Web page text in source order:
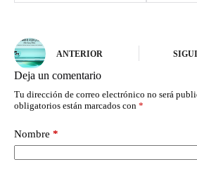
ANTERIOR
Deja un comentario
Tu dirección de correo electrónico no será
obligatorios están marcados con *
Nombre *